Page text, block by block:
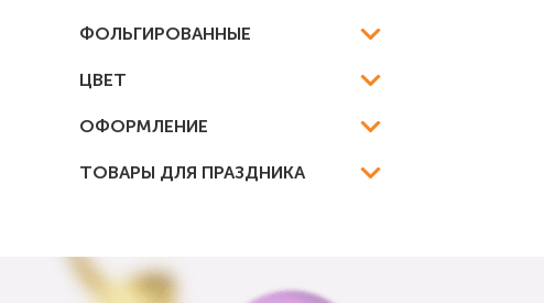
ФОЛЬГИРОВАННЫЕ
ЦВЕТ
ОФОРМЛЕНИЕ
ТОВАРЫ ДЛЯ ПРАЗДНИКА